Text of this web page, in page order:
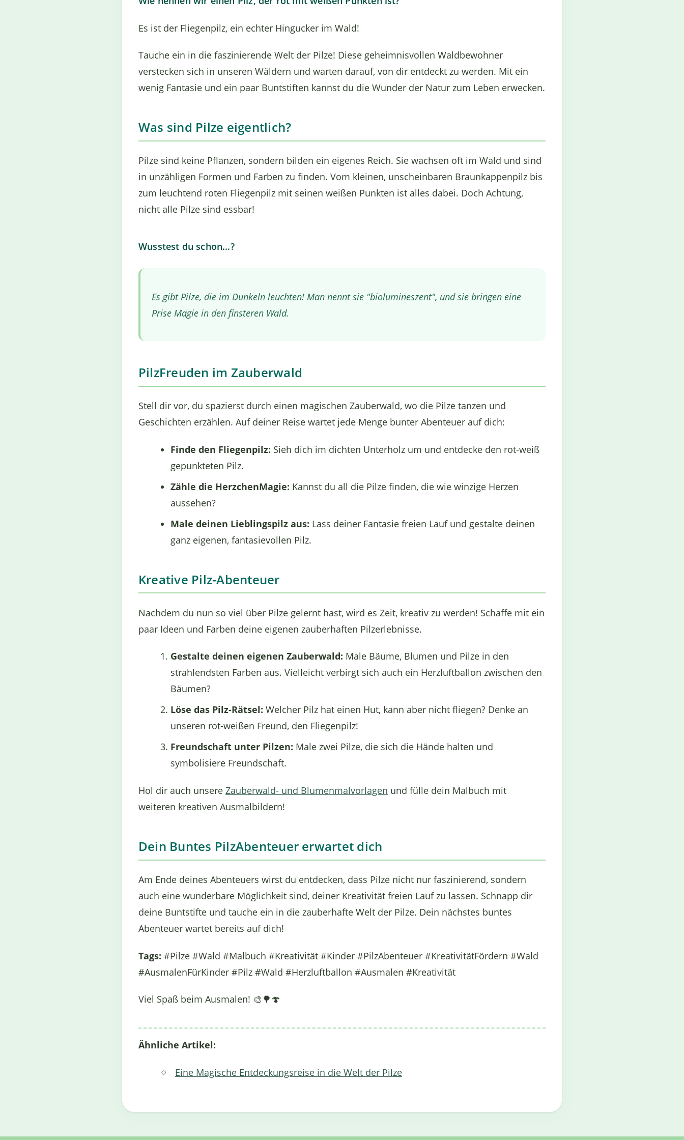
Es ist der Fliegenpilz, ein echter Hingucker im Wald!
Tauche ein in die faszinierende Welt der Pilze! Diese geheimnisvollen Waldbewohner
verstecken sich in unseren Wäldern und warten darauf, von dir entdeckt zu werden. Mit ein
wenig Fantasie und ein paar Buntstiften kannst du die Wunder der Natur zum Leben erwecken.
Was sind Pilze eigentlich?
Pilze sind keine Pflanzen, sondern bilden ein eigenes Reich. Sie wachsen oft im Wald und sind
in unzähligen Formen und Farben zu finden. Vom kleinen, unscheinbaren Braunkappenpilz bis
zum leuchtend roten Fliegenpilz mit seinen weißen Punkten ist alles dabei. Doch Achtung,
nicht alle Pilze sind essbar!
Wusstest du schon...?
Es gibt Pilze, die im Dunkeln leuchten! Man nennt sie "biolumineszent", und sie bringen eine
Prise Magie in den finsteren Wald.
PilzFreuden im Zauberwald
Stell dir vor, du spazierst durch einen magischen Zauberwald, wo die Pilze tanzen und
Geschichten erzählen. Auf deiner Reise wartet jede Menge bunter Abenteuer auf dich:
Finde den Fliegenpilz: Sieh dich im dichten Unterholz um und entdecke den rot-weiß
gepunkteten Pilz.
Zähle die HerzchenMagie: Kannst du all die Pilze finden, die wie winzige Herzen
aussehen?
Male deinen Lieblingspilz aus: Lass deiner Fantasie freien Lauf und gestalte deinen
ganz eigenen, fantasievollen Pilz.
Kreative Pilz-Abenteuer
Nachdem du nun so viel über Pilze gelernt hast, wird es Zeit, kreativ zu werden! Schaffe mit ein
paar Ideen und Farben deine eigenen zauberhaften Pilzerlebnisse.
Gestalte deinen eigenen Zauberwald: Male Bäume, Blumen und Pilze in den
strahlendsten Farben aus. Vielleicht verbirgt sich auch ein Herzluftballon zwischen den
Bäumen?
Löse das Pilz-Rätsel: Welcher Pilz hat einen Hut, kann aber nicht fliegen? Denke an
unseren rot-weißen Freund, den Fliegenpilz!
Freundschaft unter Pilzen: Male zwei Pilze, die sich die Hände halten und
symbolisiere Freundschaft.
Hol dir auch unsere Zauberwald- und Blumenmalvorlagen und fülle dein Malbuch mit
weiteren kreativen Ausmalbildern!
Dein Buntes PilzAbenteuer erwartet dich
Am Ende deines Abenteuers wirst du entdecken, dass Pilze nicht nur faszinierend, sondern
auch eine wunderbare Möglichkeit sind, deiner Kreativität freien Lauf zu lassen. Schnapp dir
deine Buntstifte und tauche ein in die zauberhafte Welt der Pilze. Dein nächstes buntes
Abenteuer wartet bereits auf dich!
Tags: #Pilze #Wald #Malbuch #Kreativität #Kinder #PilzAbenteuer #KreativitätFördern #Wald
#AusmalenFürKinder #Pilz #Wald #Herzluftballon #Ausmalen #Kreativität
Viel Spaß beim Ausmalen! 🎨🌳🍄
Ähnliche Artikel:
Eine Magische Entdeckungsreise in die Welt der Pilze